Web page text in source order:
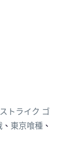
トライク ゴ
、 東京喰種 、